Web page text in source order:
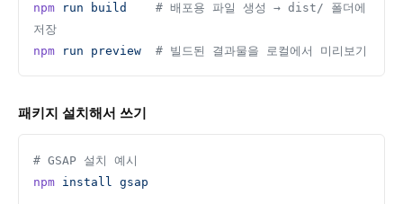
npm run build
    # 배포용 파일 생성 → dist/ 폴더에
저장
npm run preview
  # 빌드된 결과물을 로컬에서 미리보기
패키지 설치해서 쓰기
# GSAP 설치 예시
npm install gsap